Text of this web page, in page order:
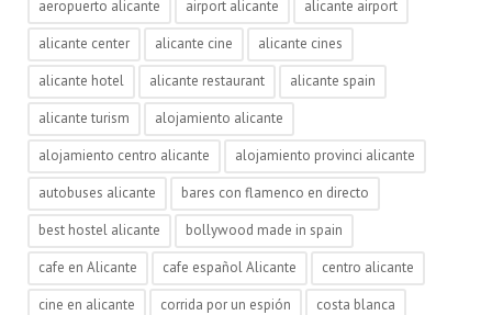
aeropuerto alicante
airport alicante
alicante airport
alicante center
alicante cine
alicante cines
alicante hotel
alicante restaurant
alicante spain
alicante turism
alojamiento alicante
alojamiento centro alicante
alojamiento provinci alicante
autobuses alicante
bares con flamenco en directo
best hostel alicante
bollywood made in spain
cafe en Alicante
cafe español Alicante
centro alicante
cine en alicante
corrida por un espión
costa blanca